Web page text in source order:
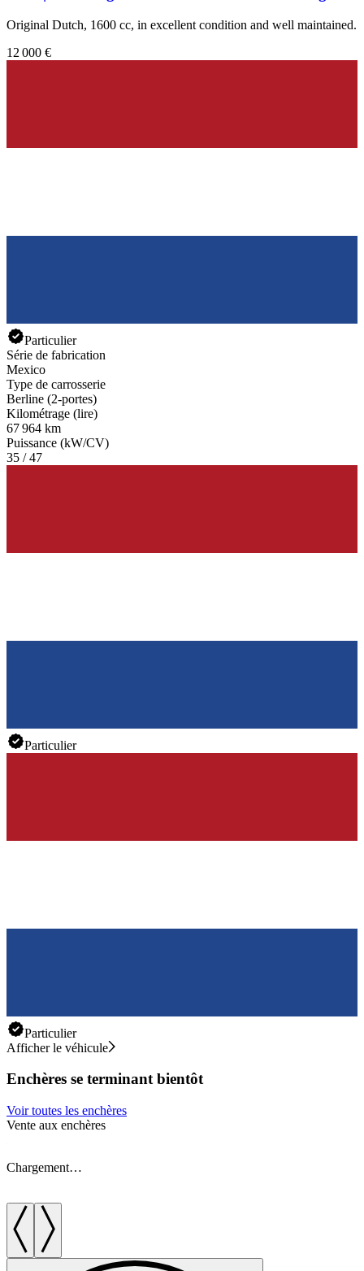
Original Dutch, 1600 cc, in excellent condition and well maintained.
12 000 €
Particulier
Série de fabrication
Mexico
Type de carrosserie
Berline (2-portes)
Kilométrage (lire)
67 964 km
Puissance (kW/CV)
35 / 47
Particulier
Particulier
Afficher le véhicule
Enchères se terminant bientôt
Voir toutes les enchères
Vente aux enchères
Chargement…